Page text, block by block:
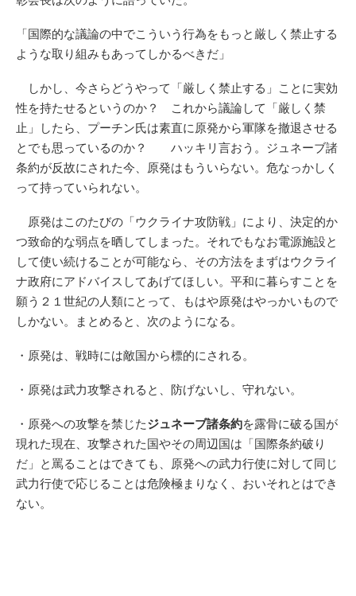
「国際的な議論の中でこういう行為をもっと厳しく禁止する
ような取り組みもあってしかるべきだ」
しかし、今さらどうやって「厳しく禁止する」ことに実効
性を持たせるというのか？ これから議論して「厳しく禁
止」したら、プーチン氏は素直に原発から軍隊を撤退させる
とでも思っているのか？ ハッキリ言おう。ジュネーブ諸
条約が反故にされた今、原発はもういらない。危なっかしく
って持っていられない。
原発はこのたびの「ウクライナ攻防戦」により、決定的か
つ致命的な弱点を晒してしまった。それでもなお電源施設と
して使い続けることが可能なら、その方法をまずはウクライ
ナ政府にアドバイスしてあげてほしい。平和に暮らすことを
願う２１世紀の人類にとって、もはや原発はやっかいもので
しかない。まとめると、次のようになる。
・原発は、戦時には敵国から標的にされる。
・原発は武力攻撃されると、防げないし、守れない。
・原発への攻撃を禁じたジュネーブ諸条約を露骨に破る国が
現れた現在、攻撃された国やその周辺国は「国際条約破り
だ」と罵ることはできても、原発への武力行使に対して同じ
武力行使で応じることは危険極まりなく、おいそれとはでき
ない。